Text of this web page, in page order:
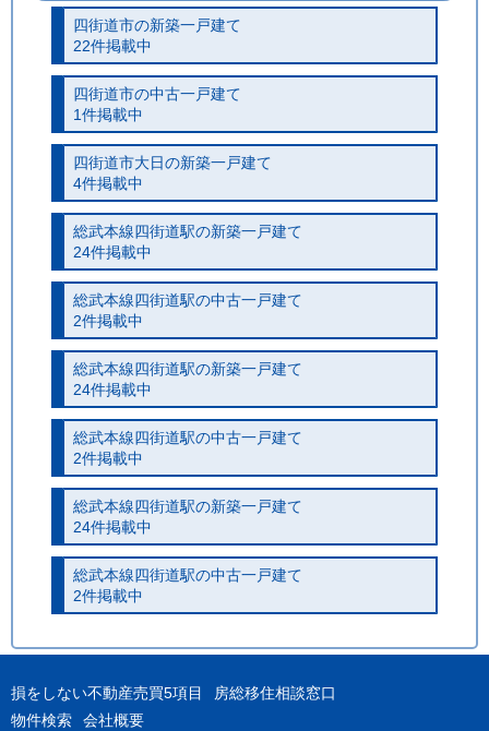
四街道市の新築一戸建て
22件掲載中
四街道市の中古一戸建て
1件掲載中
四街道市大日の新築一戸建て
4件掲載中
総武本線四街道駅の新築一戸建て
24件掲載中
総武本線四街道駅の中古一戸建て
2件掲載中
総武本線四街道駅の新築一戸建て
24件掲載中
総武本線四街道駅の中古一戸建て
2件掲載中
総武本線四街道駅の新築一戸建て
24件掲載中
総武本線四街道駅の中古一戸建て
2件掲載中
損をしない不動産売買5項目
房総移住相談窓口
物件検索
会社概要